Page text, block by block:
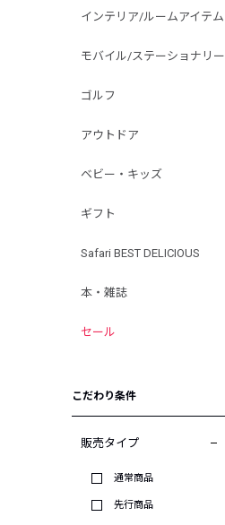
インテリア/ルームアイテム
モバイル/ステーショナリー
ゴルフ
アウトドア
ベビー・キッズ
ギフト
Safari BEST DELICIOUS
本・雑誌
セール
こだわり条件
販売タイプ
通常商品
先行商品